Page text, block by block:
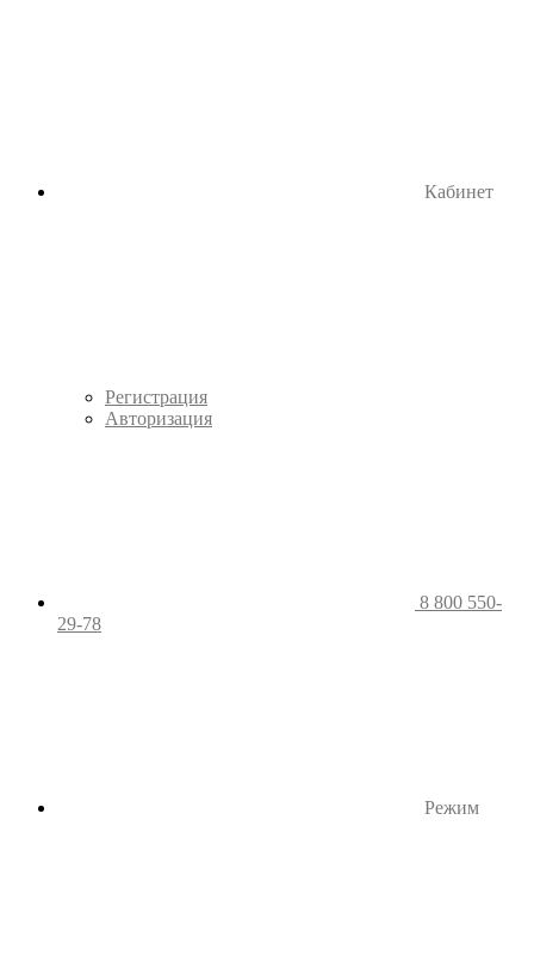
Кабинет
Регистрация
Авторизация
8 800 550-
29-78
Режим